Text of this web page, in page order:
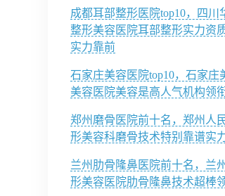
成都耳部整形医院top10，四川
整形美容医院耳部整形实力资
实力靠前
石家庄美容医院top10，石家庄
美容医院美容是高人气机构领
郑州磨骨医院前十名，郑州人
形美容科磨骨技术特别靠谱实
兰州肋骨隆鼻医院前十名，兰
形美容医院肋骨隆鼻技术超棒